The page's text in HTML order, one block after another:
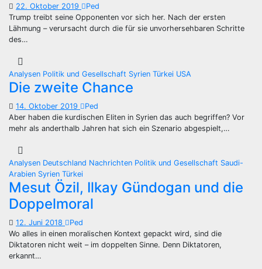
22. Oktober 2019
Ped
Trump treibt seine Opponenten vor sich her. Nach der ersten
Lähmung – verursacht durch die für sie unvorhersehbaren Schritte
des…
Analysen Politik und Gesellschaft Syrien Türkei USA
Die zweite Chance
14. Oktober 2019
Ped
Aber haben die kurdischen Eliten in Syrien das auch begriffen? Vor
mehr als anderthalb Jahren hat sich ein Szenario abgespielt,…
Analysen Deutschland Nachrichten Politik und Gesellschaft Saudi-
Arabien Syrien Türkei
Mesut Özil, Ilkay Gündogan und die
Doppelmoral
12. Juni 2018
Ped
Wo alles in einen moralischen Kontext gepackt wird, sind die
Diktatoren nicht weit – im doppelten Sinne. Denn Diktatoren,
erkannt…